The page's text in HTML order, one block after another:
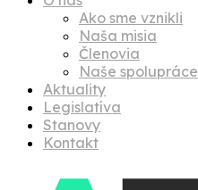
Ako sme vznikli
Naša misia
Členovia
Naše spolupráce
Aktuality
Legislatíva
Stanovy
Kontakt